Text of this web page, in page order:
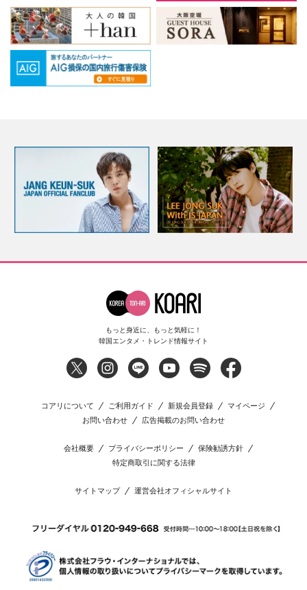
もっと身近に、もっと気軽に！
韓国エンタメ・トレンド情報サイト
コアリについて ご利用ガイド 新規会員登録
マイページ
お問い合わせ
広告掲載のお問い合わせ
会社概要 プライバシーポリシー
保険勧誘方針
特定商取引に関する法律
サイトマップ 運営会社オフィシャルサイト